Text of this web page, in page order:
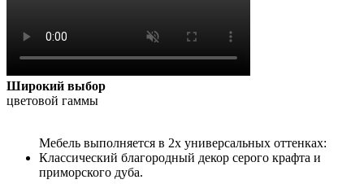
Широкий выбор
цветовой гаммы
Мебель выполняется в 2х универсальных оттенках:
Классический благородный декор серого крафта и
приморского дуба.